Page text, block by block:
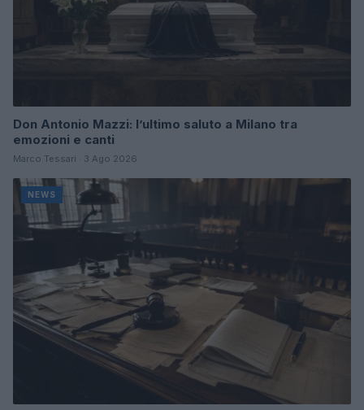
Don Antonio Mazzi: l’ultimo saluto a Milano tra
emozioni e canti
Marco Tessari · 3 Ago 2026
NEWS